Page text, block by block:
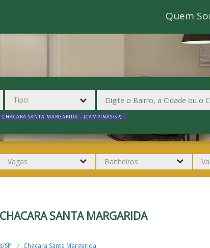
Quem
CHACARA SANTA MARGARIDA ~ (CAMPINAS/SP)
SANTA MARGARIDA
SP Chacara Santa Margarida